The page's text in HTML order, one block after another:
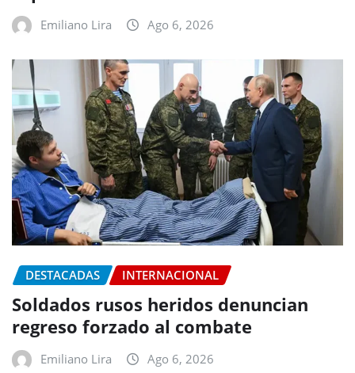
Emiliano Lira Ago 6, 2026
DESTACADAS INTERNACIONAL
Soldados rusos heridos denuncian
regreso forzado al combate
Emiliano Lira Ago 6, 2026